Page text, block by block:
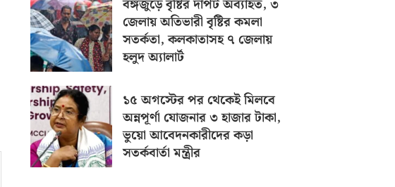
বঙ্গজুড়ে বৃষ্টির দাপট অব্যাহত, ৩
জেলায় অতিভারী বৃষ্টির কমলা
সতর্কতা, কলকাতাসহ ৭ জেলায়
হলুদ অ্যালার্ট
১৫ অগস্টের পর থেকেই মিলবে
অন্নপূর্ণা যোজনার ৩ হাজার টাকা,
ভুয়ো আবেদনকারীদের কড়া
সতর্কবার্তা মন্ত্রীর